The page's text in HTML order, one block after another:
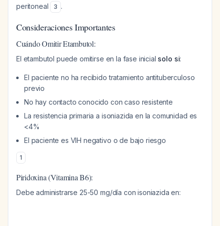
peritoneal
3 .
Consideraciones Importantes
Cuándo Omitir Etambutol:
El etambutol puede omitirse en la fase inicial solo si:
El paciente no ha recibido tratamiento antituberculoso
previo
No hay contacto conocido con caso resistente
La resistencia primaria a isoniazida en la comunidad es
<4%
El paciente es VIH negativo o de bajo riesgo
1
Piridoxina (Vitamina B6):
Debe administrarse 25-50 mg/día con isoniazida en: